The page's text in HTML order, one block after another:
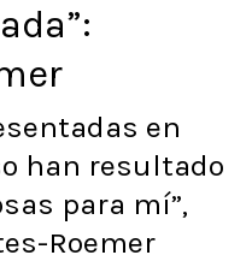
en
han resultado
para mí”,
Roemer